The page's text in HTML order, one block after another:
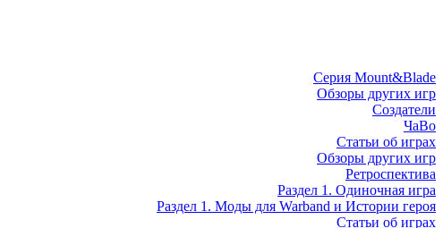
Серия Mount&Blade
Обзоры других игр
Создатели
ЧаВо
Статьи об играх
Обзоры других игр
Ретроспектива
Раздел 1. Одиночная игра
Раздел 1. Моды для Warband и Истории героя
Статьи об играх